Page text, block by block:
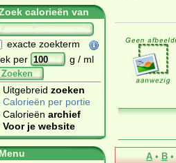
calorieën van
exacte zoekterm
per
g / ml
Zoeken
Uitgebreid zoeken
Calorieën per portie
Calorieën archief
Voor je website
Menu
A • B •